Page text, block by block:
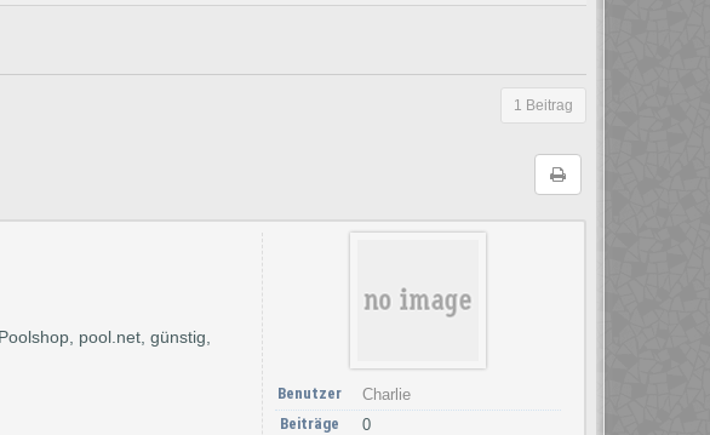
1 Beitrag
pool.net, günstig,
Benutzer
Charlie
Beiträge
0